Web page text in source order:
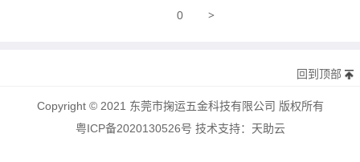
0 >
回到顶部
Copyright © 2021 东莞市掬运五金科技有限公司 版权所有
粤ICP备2020130526号 技术支持： 天助云